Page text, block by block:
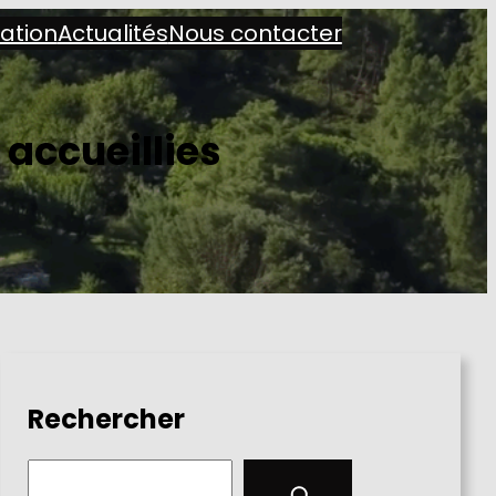
ActualitésNous contacter
accueillies
Rechercher